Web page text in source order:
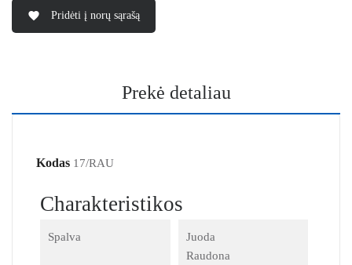
favorite Pridėti į norų sąrašą
Prekė detaliau
Kodas 17/RAU
Charakteristikos
Spalva
Juoda
Raudona